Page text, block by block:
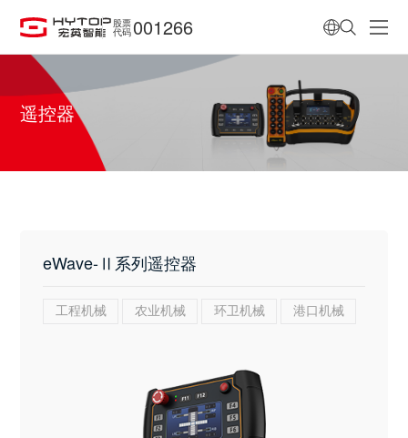
股票
代码 001266
遥控器
eWave-Ⅱ系列遥控器
工程机械 农业机械 环卫机械 港口机械